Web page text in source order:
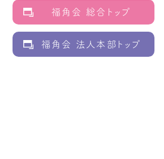
福角会 総合トップ
福角会 法人本部トップ